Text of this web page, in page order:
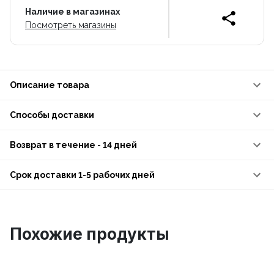
Наличие в магазинах
Посмотреть магазины
Описание товара
Способы доставки
Возврат в течение - 14 дней
Срок доставки 1-5 рабочих дней
Похожие продукты